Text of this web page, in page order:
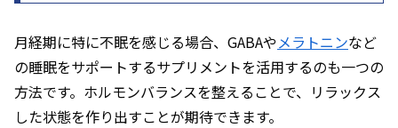
月経期に特に不眠を感じる場合、GABAやメラトニンなど
の睡眠をサポートするサプリメントを活用するのも一つの
方法です。ホルモンバランスを整えることで、リラックス
した状態を作り出すことが期待できます。